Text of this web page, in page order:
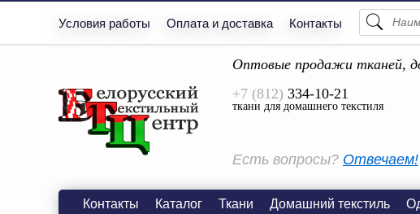
Условия работы Оплата и доставка Контакты
Оптовые продажи тканей,
+7 (812) 334-10-21
ткани для домашнего текстиля
Есть вопросы? Отвечаем!
Контакты Каталог Ткани Домашний текстиль